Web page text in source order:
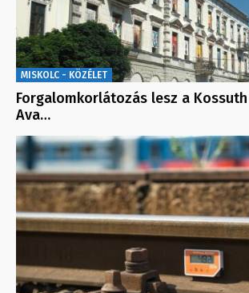
MISKOLC - KÖZÉLET
Forgalomkorlátozás lesz a
Ava…